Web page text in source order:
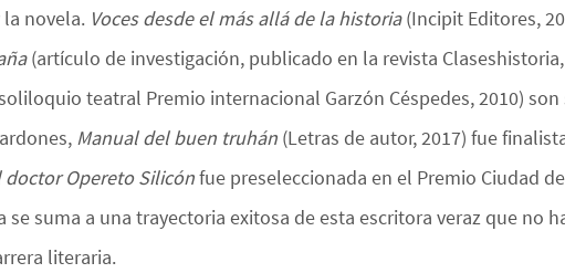
novela. Voces desde el más allá de la historia(Incipit Editores,
(artículo de investigación, publicado en la revista Claseshistoria,
teatral Premio internacional Garzón Céspedes, 2010)
Manual del buen truhán (Letras de autor, 2017) fue
doctor Opereto Silicónfue preseleccionada en el Premio Ciudad
se suma a una trayectoria exitosa de esta escritora veraz que no
literaria.